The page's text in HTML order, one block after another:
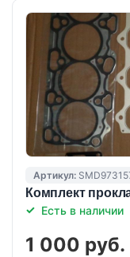
Артикул:
Комплект
Есть в наличии
1 000 руб.